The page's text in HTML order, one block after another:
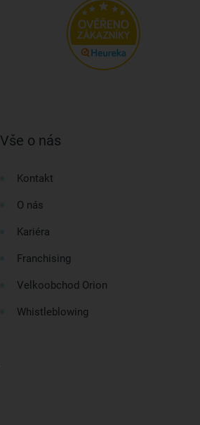
Vše o nás
Kontakt
O nás
Kariéra
Franchising
Velkoobchod Orion
Whistleblowing